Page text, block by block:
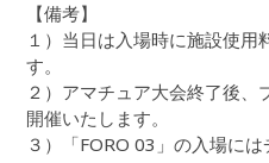
【備考】
１）当日は入場時に施設使
す。
２）アマチュア大会終了後、
開催いたします。
３）「FORO 03」の入場には